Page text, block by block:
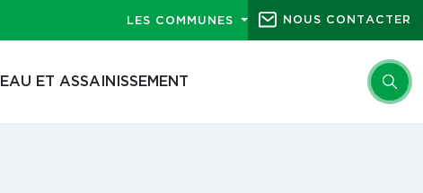
LES COMMUNES NOUS CONTACTER
EAU ET ASSAINISSEMENT